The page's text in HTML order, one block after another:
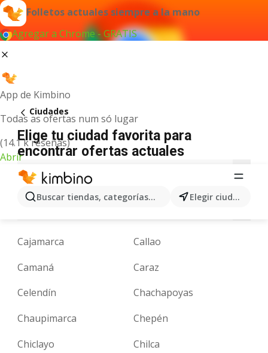
Folletos actuales siempre a la mano
Agregar a Chrome - GRATIS
App de Kimbino
Todas as ofertas num só lugar
(14.1 k reseñas)
Abrir
Buscar tiendas, categorías, productos... Elegir ciudad
Ciudades
Elige tu ciudad favorita para
encontrar ofertas actuales
A B C
N
O
P R S T V Y Z
Cajamarca
Callao
Camaná
Caraz
Celendín
Chachapoyas
Chaupimarca
Chepén
Chiclayo
Chilca